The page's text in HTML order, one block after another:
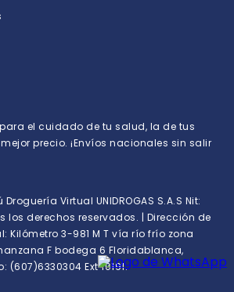
el cuidado de tu salud, la de tus
precio. ¡Envíos nacionales sin salir
Virtual UNIDROGAS S.A.S Nit:
los derechos reservados. | Dirección de
3-981 M T vía río frío zona
F bodega 6 Floridablanca,
(607)6330304 Ext 10191.